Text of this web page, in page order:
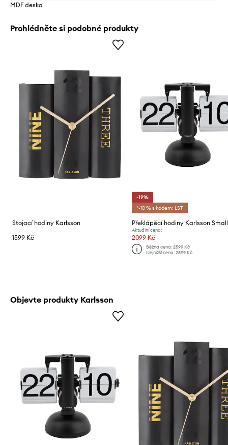
MDF deska
Prohlédněte si podobné produkty
Stojací hodiny Karlsson
1599 Kč
-19%
*-10 % s kódem: LST
Překlápěcí hodiny Karlsson
Aktuální cena:
2099 Kč
Běžná cena: 2599 Kč
Nejnižší cena: 2599 Kč
Objevte produkty Karlsson